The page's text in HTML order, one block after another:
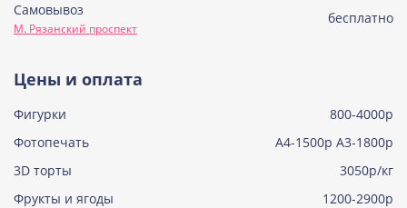
Узнать подробнее о начинке
Самовывоз
М. Рязанский проспект
бесплатно
Цены и оплата
Фигурки
800-4000р
Фотопечать
А4-1500р А3-1800р
3D торты
3050р/кг
Фрукты и ягоды
1200-2900р